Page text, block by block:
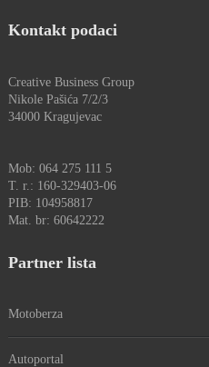
Kontakt podaci
Creative Business Group
Nikole Pašića 7/2/3
34000 Kragujevac
Mob: 064 275 111 5
T. r.: 160-329403-06
PIB: 104958817
Mat. br: 60642222
Partner lista
Motoberza
Autoportal